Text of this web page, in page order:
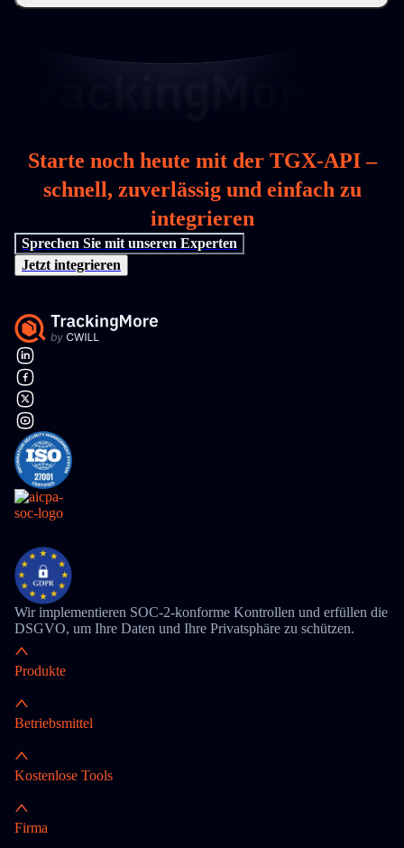
Starte noch heute mit der TGX-API –
schnell, zuverlässig und einfach zu
integrieren
Sprechen Sie mit unseren Experten
Jetzt integrieren
Wir implementieren SOC-2-konforme Kontrollen und erfüllen die
DSGVO, um Ihre Daten und Ihre Privatsphäre zu schützen.
Produkte
Betriebsmittel
Kostenlose Tools
Firma